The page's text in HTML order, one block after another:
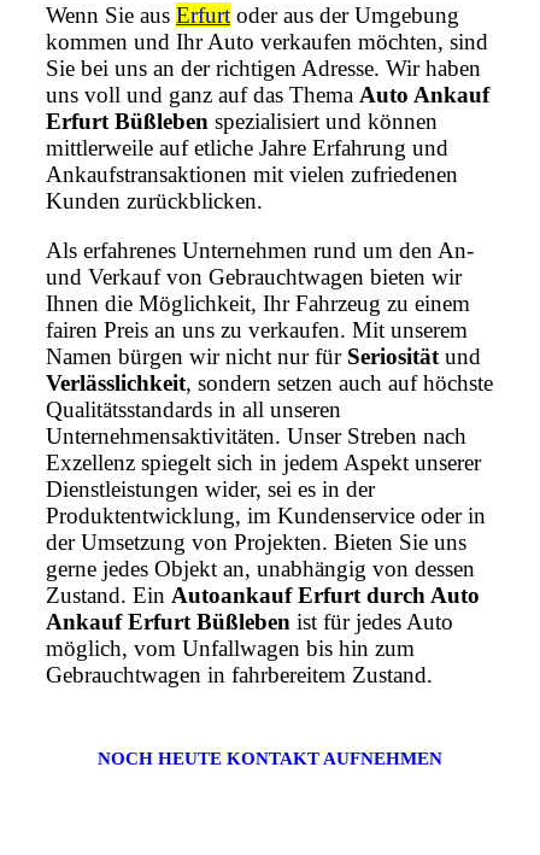
Wenn Sie aus Erfurt oder aus der Umgebung
kommen und Ihr Auto verkaufen möchten, sind
Sie bei uns an der richtigen Adresse. Wir haben
uns voll und ganz auf das Thema Auto Ankauf
Erfurt Büßleben spezialisiert und können
mittlerweile auf etliche Jahre Erfahrung und
Ankaufstransaktionen mit vielen zufriedenen
Kunden zurückblicken.
Als erfahrenes Unternehmen rund um den An-
und Verkauf von Gebrauchtwagen bieten wir
Ihnen die Möglichkeit, Ihr Fahrzeug zu einem
fairen Preis an uns zu verkaufen. Mit unserem
Namen bürgen wir nicht nur für Seriosität und
Verlässlichkeit, sondern setzen auch auf höchste
Qualitätsstandards in all unseren
Unternehmensaktivitäten. Unser Streben nach
Exzellenz spiegelt sich in jedem Aspekt unserer
Dienstleistungen wider, sei es in der
Produktentwicklung, im Kundenservice oder in
der Umsetzung von Projekten. Bieten Sie uns
gerne jedes Objekt an, unabhängig von dessen
Zustand. Ein Autoankauf Erfurt durch Auto
Ankauf Erfurt Büßleben ist für jedes Auto
möglich, vom Unfallwagen bis hin zum
Gebrauchtwagen in fahrbereitem Zustand.
NOCH HEUTE KONTAKT AUFNEHMEN